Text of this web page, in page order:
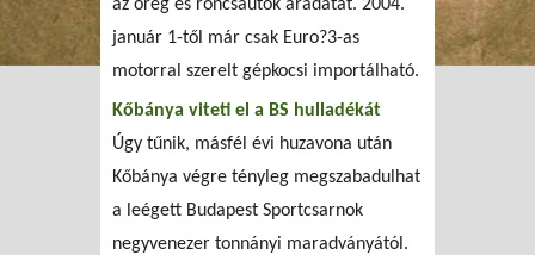
az öreg és roncsautók áradatát. 2004.
január 1-től már csak Euro?3-as
motorral szerelt gépkocsi importálható.
Kőbánya viteti el a BS hulladékát
Úgy tűnik, másfél évi huzavona után
Kőbánya végre tényleg megszabadulhat
a leégett Budapest Sportcsarnok
negyvenezer tonnányi maradványától.